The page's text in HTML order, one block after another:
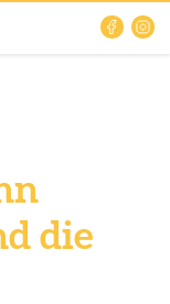
die